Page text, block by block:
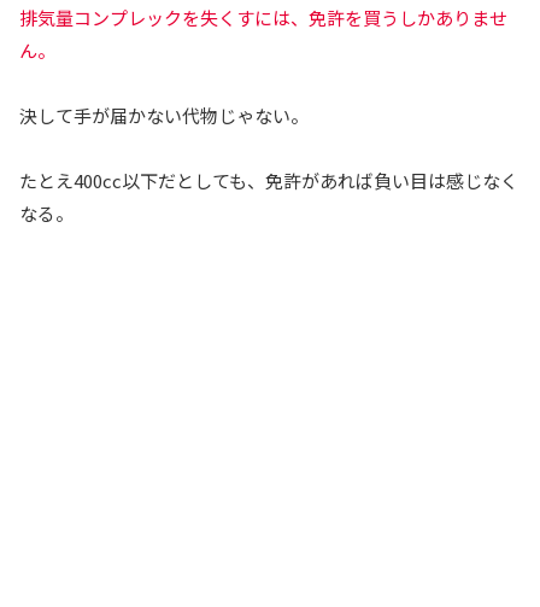
排気量コンプレックを失くすには、免許を買うしかありませ
ん。
決して手が届かない代物じゃない。
たとえ400cc以下だとしても、免許があれば負い目は感じなく
なる。